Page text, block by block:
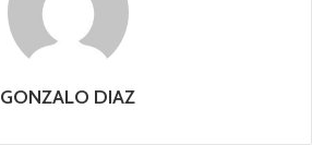
GONZALO DIAZ